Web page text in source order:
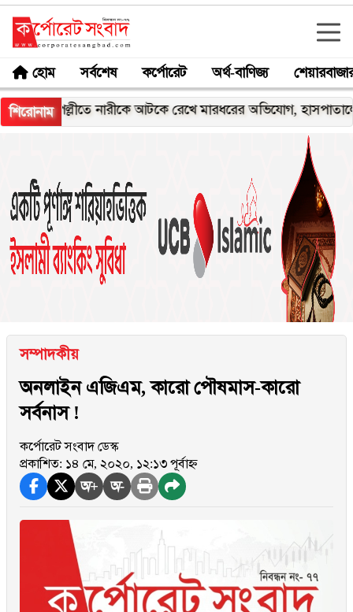
হোম সর্বশেষ কর্পোরেট অর্থ-বাণিজ্য
শিরোনামনারীকে আটকে রেখে মারধরের অভিযোগ, হাসপাতালে ভর্তি
সম্পাদকীয়
অনলাইন এজিএম, কারো পৌষমাস-কারো
সর্বনাস !
কর্পোরেট সংবাদ ডেস্ক
প্রকাশিত: ১৪ মে, ২০২০, ১২:১৩ পূর্বাহ্ন
অ+ অ-